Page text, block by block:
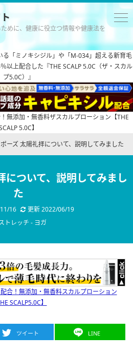
めに、健康に役立つ情報や健康法を
る「ミノキシジル」や「M-034」超える新育毛
以上配合した『THE SCALP 5.0C（ザ・スカル
プ5.0C）』
無添加・無香料ザスカルプローション【THE
5.0C】
ーズ 太陽礼拝について、説明してみました
について、説明してみまし
た
16 更新2022/06/19
トレッチ - ヨガ
合！無添加・無香料スカルプローション
SCALP5.0C】
ツイート LINE